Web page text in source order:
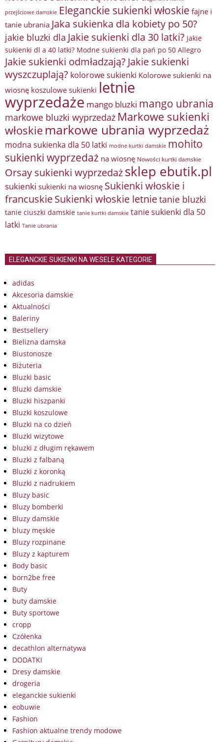
przejściowe damskie Eleganckie sukienki włoskie fajne i
tanie ubrania Jaka sukienka dla kobiety po 50?
jakie bluzki dla Jakie sukienki dla 30 latki? jakie
sukienki dl a 40 latki? Modne sukienki dla pań po 50 Allegro
Jakie sukienki odmładzają? Jakie sukienki
wyszczuplają? kolorowe sukienki Kolorowe sukienki na
wiosnę koszulowe sukienki letnie
wyprzedaże mango bluzki mango ubrania
markowe bluzki wyprzedaż Markowe sukienki
włoskie markowe ubrania wyprzedaż
modna sukienka dla 50 latki modne kurtki damskie mohito
sukienki wyprzedaż na wiosnę Nowości kurtki damskie
Orsay sukienki wyprzedażsklep ebutik.pl
sukienki sukienki na wiosnę Sukienki włoskie i
francuskieSukienki włoskie letnietanie bluzki
tanie ciuszki damskie tanie kurtki damskie tanie sukienki dla 50
latki Tanie ubrania
ELEGANCKIE SUKIENKI NA WESELE KATEGORIE
adidas
Akcesoria damskie
Aktualności
Baleriny
Bestsellery
Bielizna damska
Biustonosze
Biżuteria
Bluzki basic
Bluzki damskie
Bluzki hiszpanki
Bluzki koszulowe
Bluzki na co dzień
Bluzki wizytowe
bluzki z długim rękawem
Bluzki z falbaną
Bluzki z koronką
Bluzki z nadrukiem
Bluzy basic
Bluzy bomberki
Bluzy damskie
bluzy męskie
Bluzy rozpinane
Bluzy z kapturem
Body basic
born2be free
Buty
buty damskie
Buty sportowe
cropp
Czółenka
decathlon alternatywa
DODATKI
Dresy damskie
drogeria
eleganckie sukienki
eobuwie
Fashion
Fashion aktualne trendy modowe